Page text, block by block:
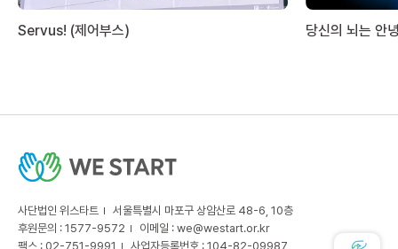
Servus! (제어부스) 당신의 뇌는 안
사단법인 위스타트
서울특별시 마포구 상암산로 48-6, 10층
후원문의 : 1577-9572
이메일 : we@westart.or.kr
팩스 : 02-751-9991
사업자등록번호 : 104-82-09987